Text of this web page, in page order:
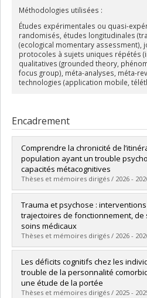
Méthodologies utilisées :
Études expérimentales ou quasi-
randomisés, études longitudinales
(ecological momentary assessment),
protocoles à sujets uniques répétés
qualitatives (grounded theory,
focus group), méta-analyses, méta-
technologies (application mobile,
Encadrement
Comprendre la chronicité de
population ayant un trouble
capacités métacognitives
Thèses et mémoires dirigés / 2026 -
Diplômé(e) :Cimaglia, Melissa
Cycle :Doctorat
Diplôme obtenu :
Lien vers le document dans
Trauma et psychose :
trajectoires de fonctionnement, de
soins médicaux
Thèses et mémoires dirigés / 2026 -
Diplômé(e) :Abou Chabake, Sara
Cycle :Doctorat
Diplôme obtenu :Ph. D.
Lien vers le document dans
Les déficits cognitifs chez les
trouble de la personnalité
une étude de la portée
Thèses et mémoires dirigés / 2025 -